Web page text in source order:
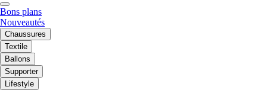
Bons plans
Nouveautés
Chaussures
Textile
Ballons
Supporter
Lifestyle